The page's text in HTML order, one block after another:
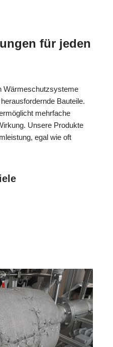
für jeden
Wärmeschutzsysteme
Bauteile.
mehrfache
Unsere Produkte
egal wie oft